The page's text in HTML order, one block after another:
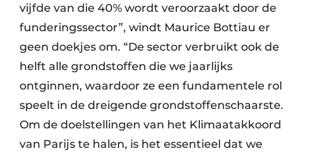
Zonwering
vijfde van die 40% wordt veroorzaakt door de
funderingssector”, windt Maurice Bottiau er
geen doekjes om. “De sector verbruikt ook de
helft alle grondstoffen die we jaarlijks
ontginnen, waardoor ze een fundamentele rol
speelt in de dreigende grondstoffenschaarste.
Om de doelstellingen van het Klimaatakkoord
van Parijs te halen, is het essentieel dat we